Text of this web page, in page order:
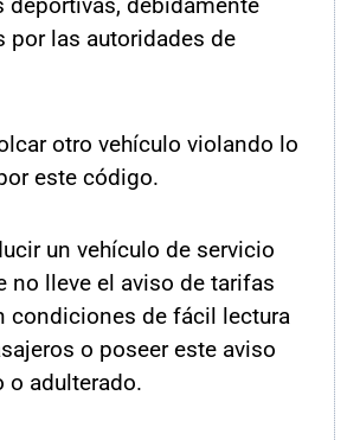
por las autoridades de
otro vehículo violando lo
este código.
un vehículo de servicio
no lleve el aviso de tarifas
condiciones de fácil lectura
o poseer este aviso
o adulterado.